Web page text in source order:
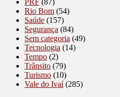
PRF (87)
Rio Bom (54)
Saúde (157)
Segurança (84)
Sem categoria (49)
Tecnologia (14)
Tempo (2)
Trânsito (79)
Turismo (10)
Vale do Ivaí(285)